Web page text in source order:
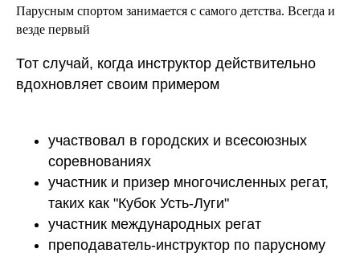
Парусным спортом занимается с самого детства. Всегда и
везде первый
Тот случай, когда инструктор действительно
вдохновляет своим примером
участвовал в городских и всесоюзных
соревнованиях
участник и призер многочисленных регат,
таких как "Кубок Усть-Луги"
участник международных регат
преподаватель-инструктор по парусному